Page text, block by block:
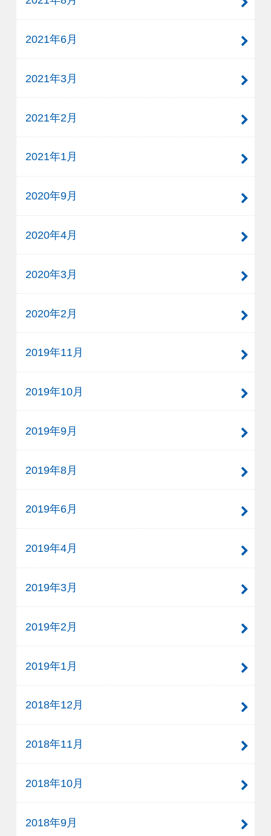
2021年6月
2021年3月
2021年2月
2021年1月
2020年9月
2020年4月
2020年3月
2020年2月
2019年11月
2019年10月
2019年9月
2019年8月
2019年6月
2019年4月
2019年3月
2019年2月
2019年1月
2018年12月
2018年11月
2018年10月
2018年9月